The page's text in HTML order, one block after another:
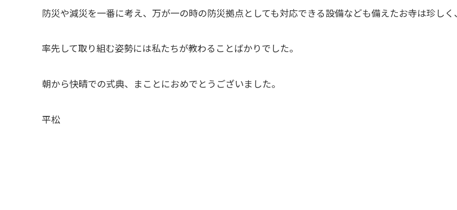
防災や減災を一番に考え、万が一の時の防災拠点としても対応できる設備なども備えたお寺は珍しく、
率先して取り組む姿勢には私たちが教わることばかりでした。
朝から快晴での式典、まことにおめでとうございました。
平松